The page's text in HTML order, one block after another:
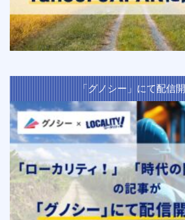
「グノシー」にて配信